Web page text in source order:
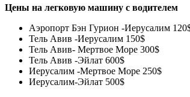
Цены на легковую машину с водителем
Аэропорт Бэн Гурион -Иерусалим
Тель Авив -Иерусалим 150$
Тель Авив- Мертвое Море 300$
Тель Авив -Эйлат 600$
Иерусалим -Мертвое Море 250$
Иерусалим-Эйлат 500$